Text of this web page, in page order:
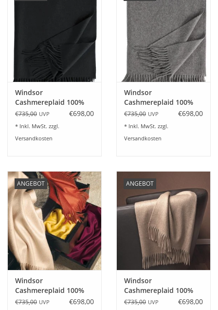
Windsor
Cashmereplaid 100%
Kaschmir Farbe
€735,00 UVP €698,00
* Inkl. MwSt. zzgl.
Versandkosten
Windsor
Cashmereplaid 100%
Kaschmir Farbe flanell
€735,00 UVP €698,00
* Inkl. MwSt. zzgl.
Versandkosten
ANGEBOT
Windsor
Cashmereplaid 100%
Kaschmir Farbe creme
€735,00 UVP €698,00
ANGEBOT
Windsor
Cashmereplaid 100%
Kaschmir Farbe natur
€735,00 UVP €698,00